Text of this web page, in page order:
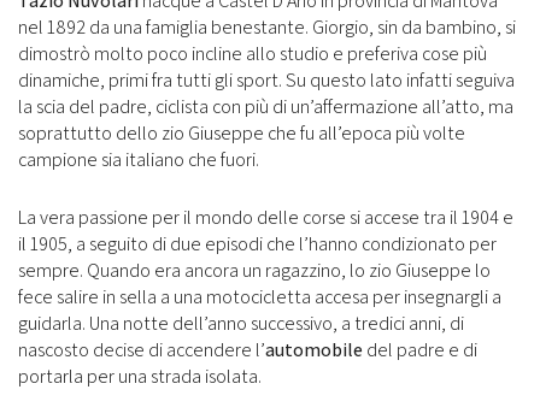
nel 1892 da una famiglia benestante. Giorgio, sin da bambino, si
dimostrò molto poco incline allo studio e preferiva cose più
dinamiche, primi fra tutti gli sport. Su questo lato infatti seguiva
la scia del padre, ciclista con più di un’affermazione all’atto, ma
soprattutto dello zio Giuseppe che fu all’epoca più volte
campione sia italiano che fuori.
La vera passione per il mondo delle corse si accese tra il 1904 e
il 1905, a seguito di due episodi che l’hanno condizionato per
sempre. Quando era ancora un ragazzino, lo zio Giuseppe lo
fece salire in sella a una motocicletta accesa per insegnargli a
guidarla. Una notte dell’anno successivo, a tredici anni, di
nascosto decise di accendere l’automobiledel padre e di
portarla per una strada isolata.